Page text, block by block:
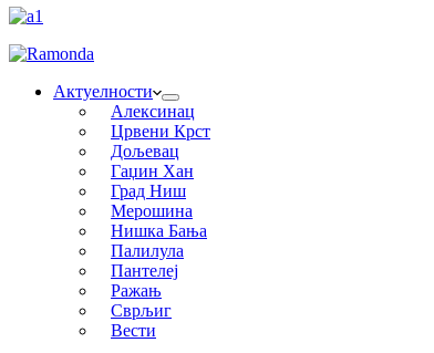
Актуелности
Алексинац
Црвени Крст
Дољевац
Гаџин Хан
Град Ниш
Мерошина
Нишка Бања
Палилула
Пантелеј
Ражањ
Сврљиг
Вести